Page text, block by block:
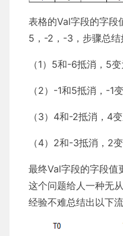
表格的Val字段的字段
5，-2，-3，步骤总结
（1）5和-6抵消，5
（2）-1和5抵消，-1
（3）4和-2抵消，4
（4）2和-3抵消，2
最终Val字段的字段
这个问题给人一种无
经验不难总结出以下